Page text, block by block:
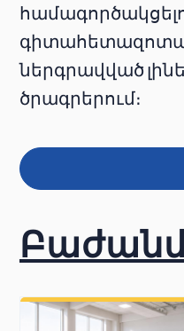
ներգրավված
ծրագրերում։